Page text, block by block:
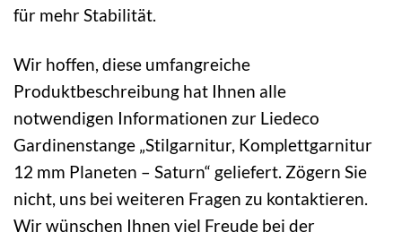
für mehr Stabilität.
Wir hoffen, diese umfangreiche
Produktbeschreibung hat Ihnen alle
notwendigen Informationen zur Liedeco
Gardinenstange „Stilgarnitur, Komplettgarnitur
12 mm Planeten – Saturn“ geliefert. Zögern Sie
nicht, uns bei weiteren Fragen zu kontaktieren.
Wir wünschen Ihnen viel Freude bei der